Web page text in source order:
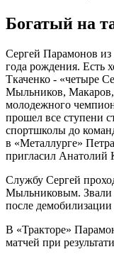
Богатый на
Сергей Парамонов из
года рождения. Есть
Ткаченко - «четыре
Мыльников,
молодежного
прошел все ступени
спортшколы до
в «Металлурге»
пригласил Анатолий
Службу Сергей
Мыльниковым. Звали
после
В «Тракторе»
матчей при